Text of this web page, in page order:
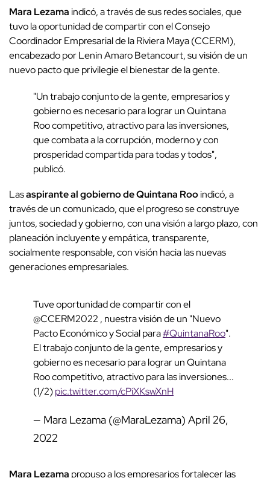
Mara Lezamaindicó, a través de sus redes sociales, que
tuvo la oportunidad de compartir con el Consejo
Coordinador Empresarial de la Riviera Maya (CCERM),
encabezado por Lenin Amaro Betancourt, su visión de un
nuevo pacto que privilegie el bienestar de la gente.
"Un trabajo conjunto de la gente, empresarios y
gobierno es necesario para lograr un Quintana
Roo competitivo, atractivo para las inversiones,
que combata a la corrupción, moderno y con
prosperidad compartida para todas y todos",
publicó.
Lasaspirante al gobierno de Quintana Rooindicó, a
través de un comunicado, que el progreso se construye
juntos, sociedad y gobierno, con una visión a largo plazo, con
planeación incluyente y empática, transparente,
socialmente responsable, con visión hacia las nuevas
generaciones empresariales.
Tuve oportunidad de compartir con el
@CCERM2022 , nuestra visión de un "Nuevo
Pacto Económico y Social para#QuintanaRoo".
El trabajo conjunto de la gente, empresarios y
gobierno es necesario para lograr un Quintana
Roo competitivo, atractivo para las inversiones...
(1/2)pic.twitter.com/cPiXKswXnH
— Mara Lezama (@MaraLezama) April 26,
2022
Mara Lezama propuso a los empresarios fortalecer las